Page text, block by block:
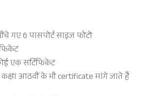
गए 6 पासपोर्ट साइज फोटो
एक सर्टिफिकेट
आठवीं के भी certificate मांगे जाते हैं